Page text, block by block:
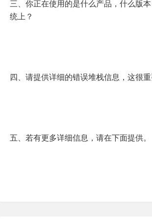
三、你正在使用的是什么产品，什么版
统上？
四、请提供详细的错误堆栈信息，这很重
五、若有更多详细信息，请在下面提供。